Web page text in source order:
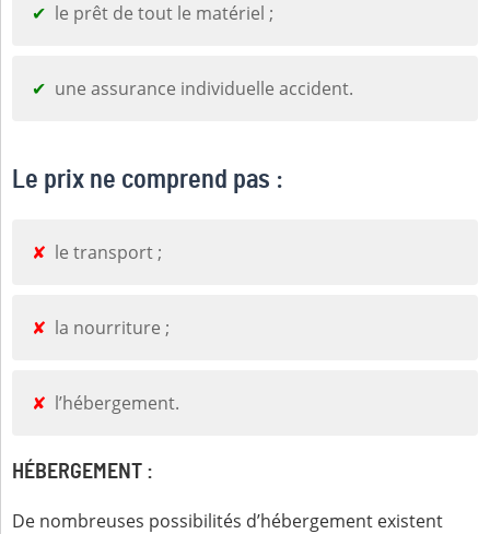
le prêt de tout le matériel ;
une assurance individuelle accident.
Le prix ne comprend pas :
le transport ;
la nourriture ;
l’hébergement.
HÉBERGEMENT :
De nombreuses possibilités d’hébergement existent